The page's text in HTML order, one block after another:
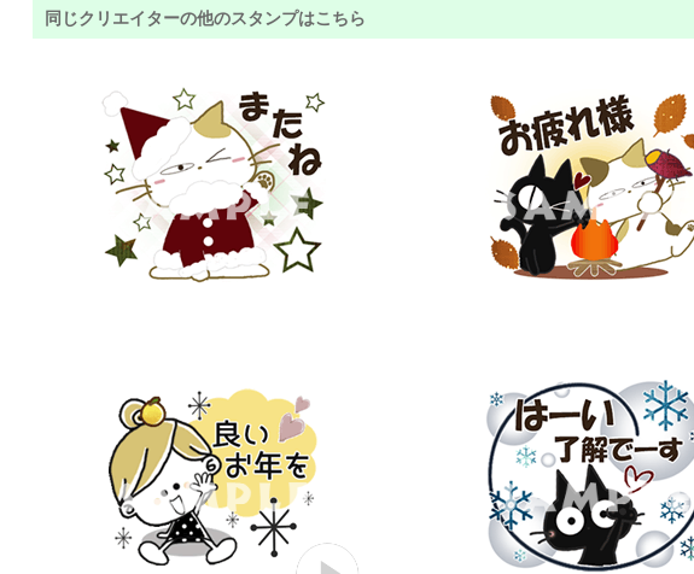
同じクリエイターの他のスタンプはこちら